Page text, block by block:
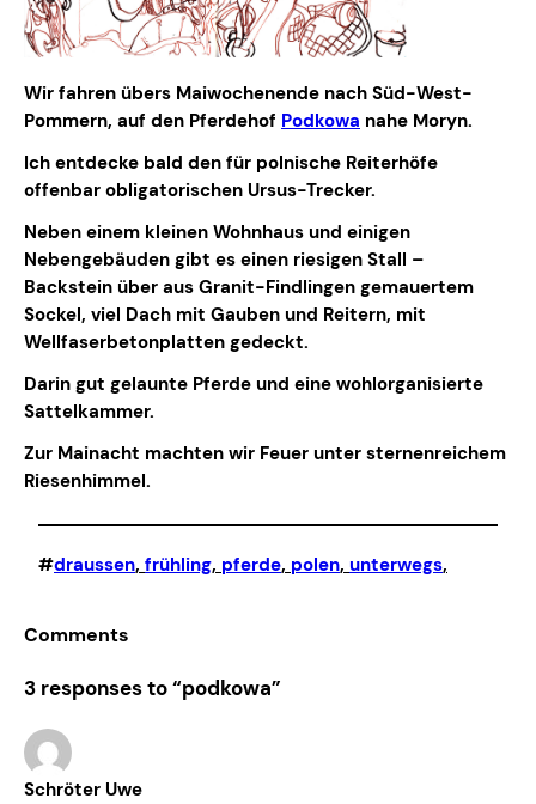
Wir fahren übers Maiwochenende nach Süd-West-
Pommern, auf den Pferdehof Podkowa nahe Moryn.
Ich entdecke bald den für polnische Reiterhöfe
offenbar obligatorischen Ursus-Trecker.
Neben einem kleinen Wohnhaus und einigen
Nebengebäuden gibt es einen riesigen Stall –
Backstein über aus Granit-Findlingen gemauertem
Sockel, viel Dach mit Gauben und Reitern, mit
Wellfaserbetonplatten gedeckt.
Darin gut gelaunte Pferde und eine wohlorganisierte
Sattelkammer.
Zur Mainacht machten wir Feuer unter sternenreichem
Riesenhimmel.
#draussen, frühling, pferde, polen, unterwegs,
Comments
3 responses to “podkowa”
Schröter Uwe